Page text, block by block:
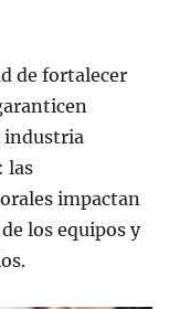
de fortalecer
industria
las
impactan
los equipos y